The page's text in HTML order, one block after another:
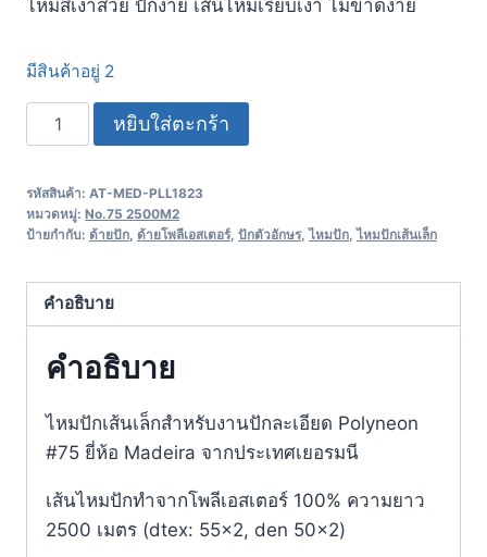
ไหมสีเงาสวย ปักง่าย เส้นไหมเรียบเงา ไม่ขาดง่าย
มีสินค้าอยู่ 2
หยิบใส่ตะกร้า
รหัสสินค้า: AT-MED-PLL1823
หมวดหมู่: No.75 2500M2
ป้ายกำกับ: ด้ายปัก ด้ายโพลีเอสเตอร์, ปักตัวอักษร,ไหมปัก ,ไหมปักเส้นเล็ก
คำอธิบาย
คำอธิบาย
ไหมปักเส้นเล็กสำหรับงานปักละเอียด Polyneon
#75 ยี่ห้อ Madeira จากประเทศเยอรมนี​
เส้นไหมปักทำจากโพลีเอสเตอร์ 100% ความยาว
2500 เมตร (dtex: 55×2, den 50×2)